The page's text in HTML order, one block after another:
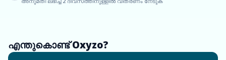
എന്തുകൊണ്ട് Oxyzo?